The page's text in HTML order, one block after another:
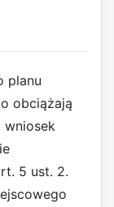
planu
obciążają
wniosek
5 ust. 2.